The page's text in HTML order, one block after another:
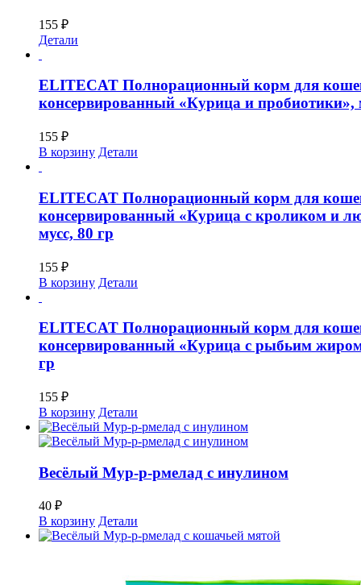
155 ₽
Детали
ELITECAT Полнорационный корм для
консервированный «Курица и пробиотики»,
155 ₽
В корзину Детали
ELITECAT Полнорационный корм для
консервированный «Курица с кроликом и
мусс, 80 гр
155 ₽
В корзину Детали
ELITECAT Полнорационный корм для
консервированный «Курица с рыбьим
гр
155 ₽
В корзину Детали
Весёлый Мур-р-рмелад с инулином
40 ₽
В корзину Детали